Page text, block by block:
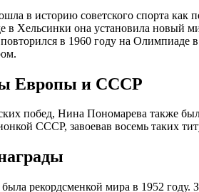
в историю советского спорта как
в Хельсинки она установила новый
в 1960 году на
Европы и СССР
побед, Нина Пономарева также
СССР, завоевав восемь таких
рекордсменкой мира в 1952 году.